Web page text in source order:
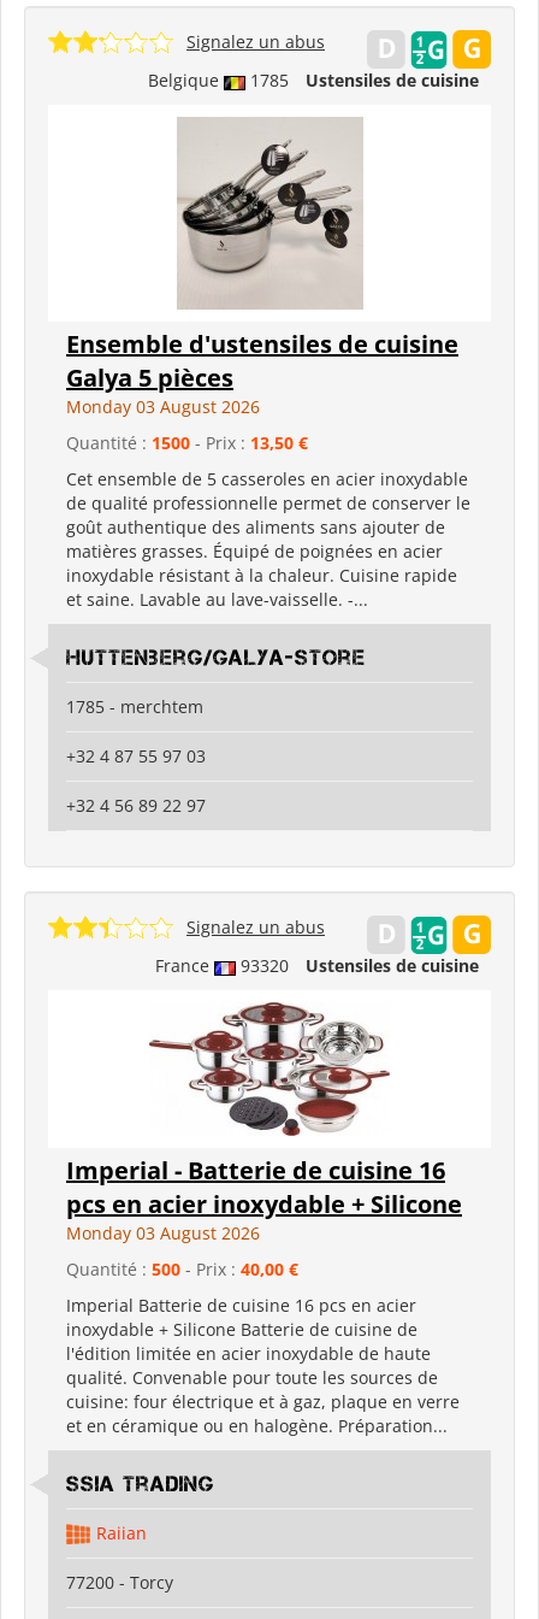
Belgique 1785 Ustensiles de cuisine
Signalez un abus
Ensemble d'ustensiles de cuisine
Galya 5 pièces
Monday 03 August 2026
Quantité : 1500 - Prix : 13,50 €
Cet ensemble de 5 casseroles en acier inoxydable
de qualité professionnelle permet de conserver le
goût authentique des aliments sans ajouter de
matières grasses. Équipé de poignées en acier
inoxydable résistant à la chaleur. Cuisine rapide
et saine. Lavable au lave-vaisselle. -...
Huttenberg/Galya-Store
1785 - merchtem
+32 4 87 55 97 03
+32 4 56 89 22 97
France 93320 Ustensiles de cuisine
Signalez un abus
Imperial - Batterie de cuisine 16
pcs en acier inoxydable + Silicone
Monday 03 August 2026
Quantité : 500 - Prix : 40,00 €
Imperial Batterie de cuisine 16 pcs en acier
inoxydable + Silicone Batterie de cuisine de
l'édition limitée en acier inoxydable de haute
qualité. Convenable pour toute les sources de
cuisine: four électrique et à gaz, plaque en verre
et en céramique ou en halogène. Préparation...
SSIA Trading
Raiian
77200 - Torcy